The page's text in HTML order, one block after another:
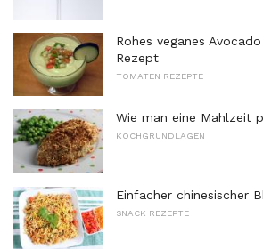
Rohes veganes
Rezept
TOMATEN REZEPTE
Wie man eine Mahlzeit
KOCHGRUNDLAGEN
Einfacher chinesischer
SNACK REZEPTE